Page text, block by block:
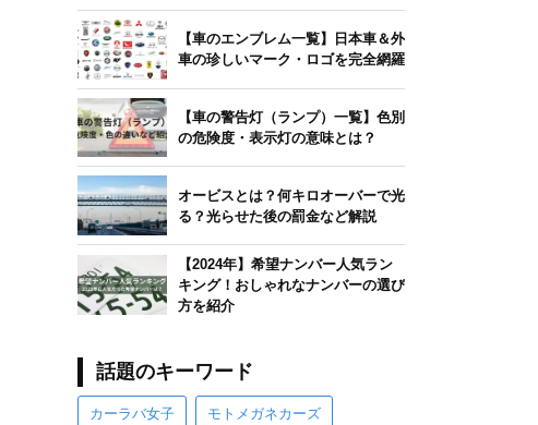
【車のエンブレム一覧】日本車＆外
車の珍しいマーク・ロゴを完全網羅
【車の警告灯（ランプ）一覧】色別
の危険度・表示灯の意味とは？
オービスとは？何キロオーバーで光
る？光らせた後の罰金など解説
【2024年】希望ナンバー人気ラン
キング！おしゃれなナンバーの選び
方を紹介
話題のキーワード
カーラバ女子 モトメガネカーズ